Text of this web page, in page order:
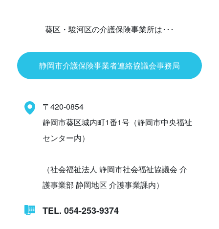
葵区・駿河区の介護保険事業所は･･･
静岡市介護保険事業者連絡協議会事務局
〒420-0854
静岡市葵区城内町1番1号（静岡市中央福祉
センター内）
（社会福祉法人 静岡市社会福祉協議会 介
護事業部 静岡地区 介護事業課内）
TEL. 054-253-9374